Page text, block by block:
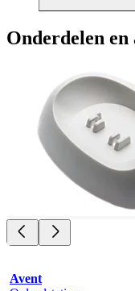
Onderdelen en
Avent